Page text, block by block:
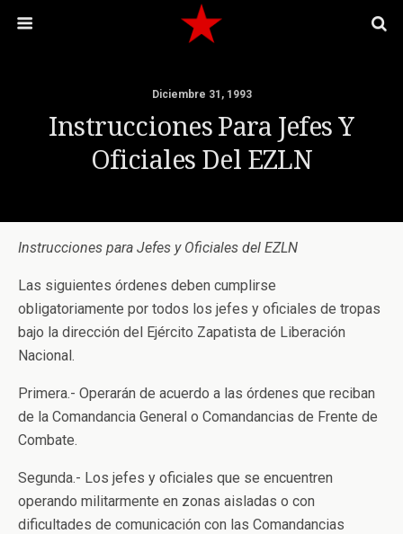
Diciembre 31, 1993
Instrucciones Para Jefes Y
Oficiales Del EZLN
Instrucciones para Jefes y Oficiales del EZLN
Las siguientes órdenes deben cumplirse
obligatoriamente por todos los jefes y oficiales de tropas
bajo la dirección del Ejército Zapatista de Liberación
Nacional.
Primera.- Operarán de acuerdo a las órdenes que reciban
de la Comandancia General o Comandancias de Frente de
Combate.
Segunda.- Los jefes y oficiales que se encuentren
operando militarmente en zonas aisladas o con
dificultades de comunicación con las Comandancias